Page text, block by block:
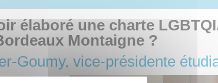
élaboré une charte
Montaigne ?
Goumy, vice-présidente